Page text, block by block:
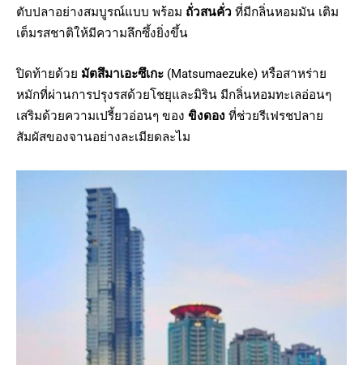
ตับปลาอย่างสมบูรณ์แบบ พร้อม ถั่วสนคั่ว ที่มีกลิ่นหอมมัน เติม
เต็มรสชาติให้มีความลึกซึ้งยิ่งขึ้น
ปิดท้ายด้วย มัตสึมาเอะซึเกะ (Matsumaezuke) หรือสาหร่าย
หมักที่ผ่านการปรุงรสด้วยโชยุและมิริน มีกลิ่นหอมทะเลอ่อนๆ
เสริมด้วยความเปรี้ยวอ่อนๆ ของ ขิงดอง ที่ช่วยรีเฟรชปลาย
สัมผัสของจานอย่างละเมียดละไม